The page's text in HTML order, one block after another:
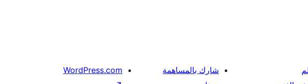
شارك بالمساهمة
WordPress.com